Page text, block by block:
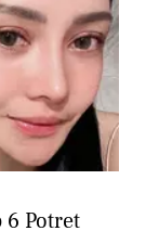
Potret